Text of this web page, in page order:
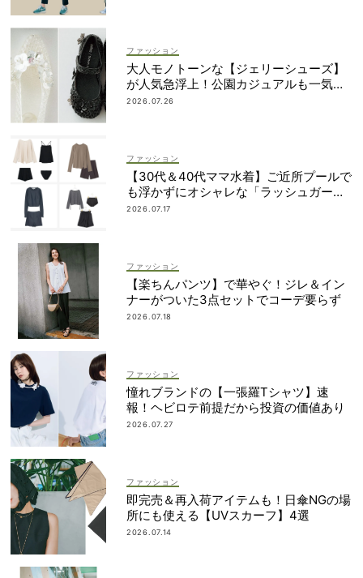
ファッション
大人モノトーンな【ジェリーシューズ】
が人気急浮上！公園カジュアルも一気に
華やぐ
2026.07.26
ファッション
【30代＆40代ママ水着】ご近所プールで
も浮かずにオシャレな「ラッシュガード
＆ショートパンツセット」6選！
2026.07.17
ファッション
【楽ちんパンツ】で華やぐ！ジレ＆イン
ナーがついた3点セットでコーデ要らず
2026.07.18
ファッション
憧れブランドの【一張羅Tシャツ】速
報！ヘビロテ前提だから投資の価値あり
2026.07.27
ファッション
即完売＆再入荷アイテムも！日傘NGの場
所にも使える【UVスカーフ】4選
2026.07.14